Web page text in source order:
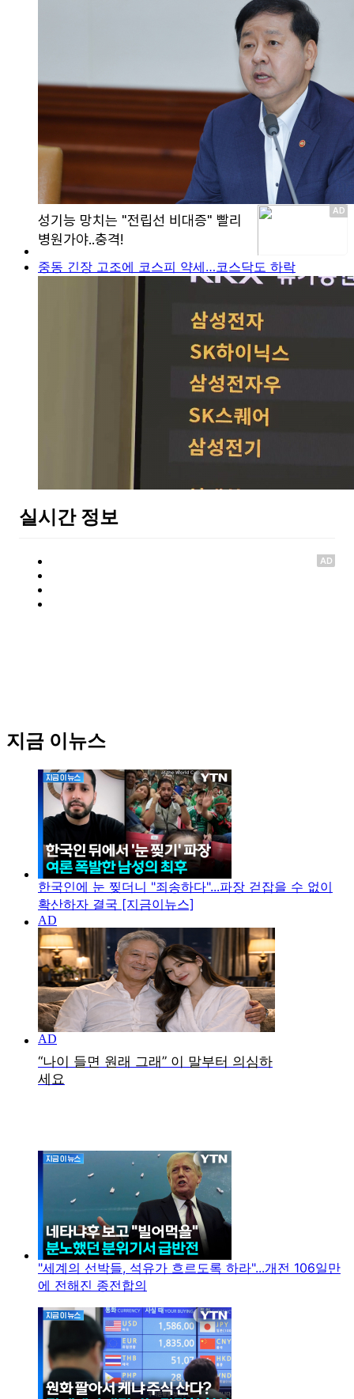
중동 긴장 고조에 코스피 약세…코스닥도 하락
실시간 정보
AD
지금 이뉴스
한국인에 눈 찢더니 "죄송하다"...파장 걷잡을 수 없이
확산하자 결국 [지금이뉴스]
"세계의 선박들, 석유가 흐르도록 하라"...개전 106일만
에 전해진 종전합의